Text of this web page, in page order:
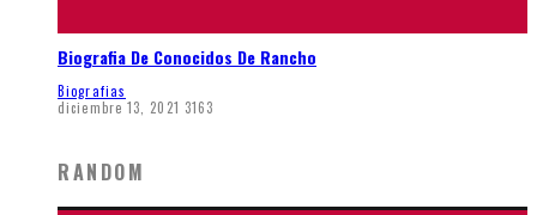
Biografia De Conocidos De Rancho
Biografias
diciembre 13, 2021 3163
RANDOM